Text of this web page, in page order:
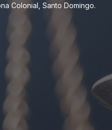
Colonial, Santo Domingo.